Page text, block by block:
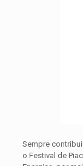
Sempre
o Festival de